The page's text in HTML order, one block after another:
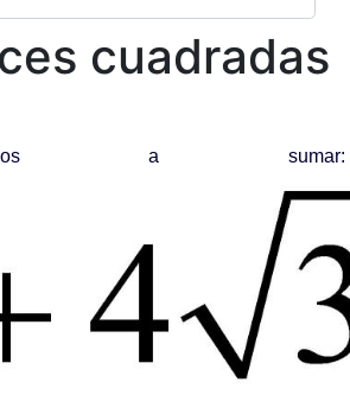
cuadradas